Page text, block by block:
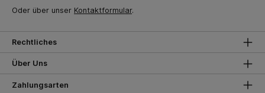
Oder über unser Kontaktformular.
Rechtliches
Über Uns
Zahlungsarten